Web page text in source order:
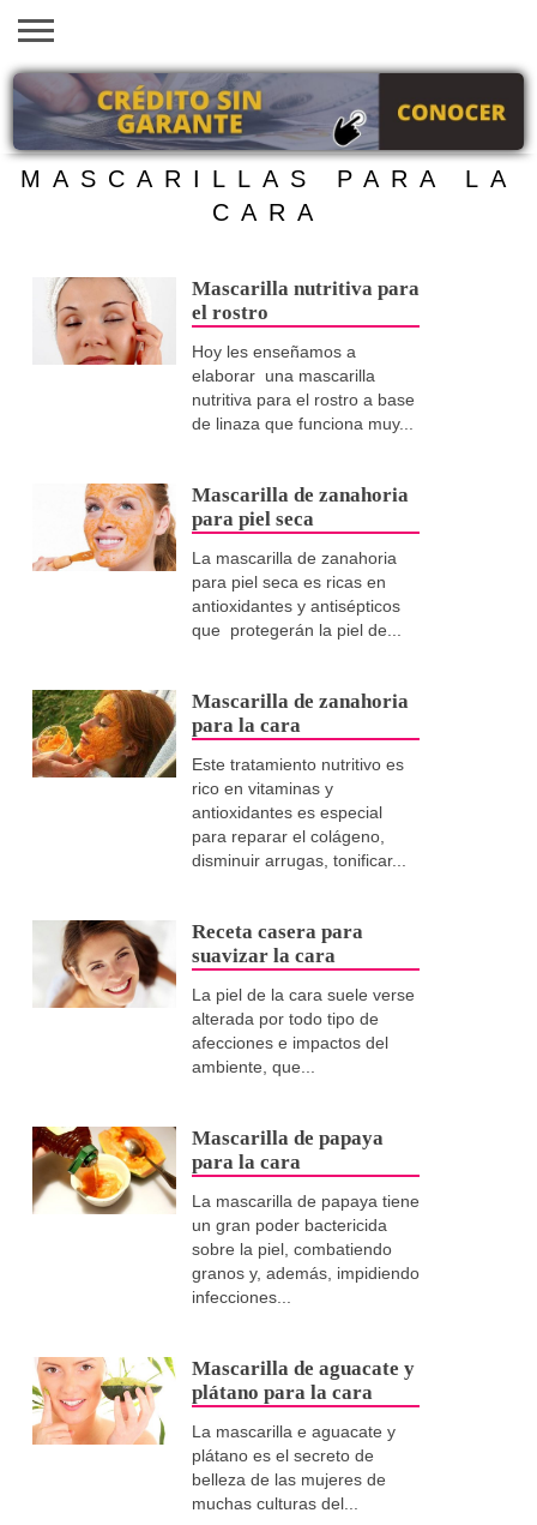
INICIO
AYUDAS
ECONÓMICAS
VACANTES
EN EEUU
SACA
TU
VISA
EMPLEOS
TRÁMITES
PRÉSTAMOS
CURSOS
HOGAR
BELLEZA
MASCARILLAS PARA LA
CARA
Mascarilla nutritiva para
el rostro
Hoy les enseñamos a
elaborar una mascarilla
nutritiva para el rostro a base
de linaza que funciona muy...
Mascarilla de zanahoria
para piel seca
La mascarilla de zanahoria
para piel seca es ricas en
antioxidantes y antisépticos
que protegerán la piel de...
Mascarilla de zanahoria
para la cara
Este tratamiento nutritivo es
rico en vitaminas y
antioxidantes es especial
para reparar el colágeno,
disminuir arrugas, tonificar...
Receta casera para
suavizar la cara
La piel de la cara suele verse
alterada por todo tipo de
afecciones e impactos del
ambiente, que...
Mascarilla de papaya
para la cara
La mascarilla de papaya tiene
un gran poder bactericida
sobre la piel, combatiendo
granos y, además, impidiendo
infecciones...
Mascarilla de aguacate y
plátano para la cara
La mascarilla e aguacate y
plátano es el secreto de
belleza de las mujeres de
muchas culturas del...